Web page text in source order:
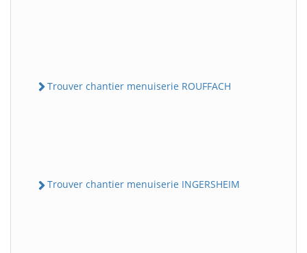
Trouver chantier menuiserie ROUFFACH
Trouver chantier menuiserie INGERSHEIM